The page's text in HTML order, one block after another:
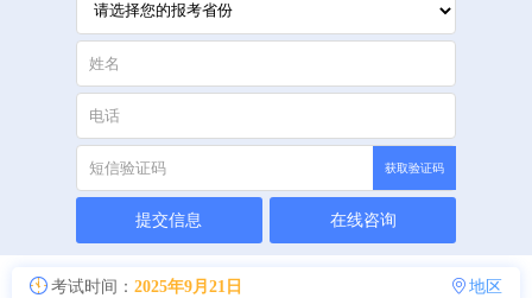
获取验证码
提交信息 在线咨询
考试时间： 2025年9月21日 地区